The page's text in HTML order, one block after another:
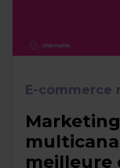
E-commerce
meilleure